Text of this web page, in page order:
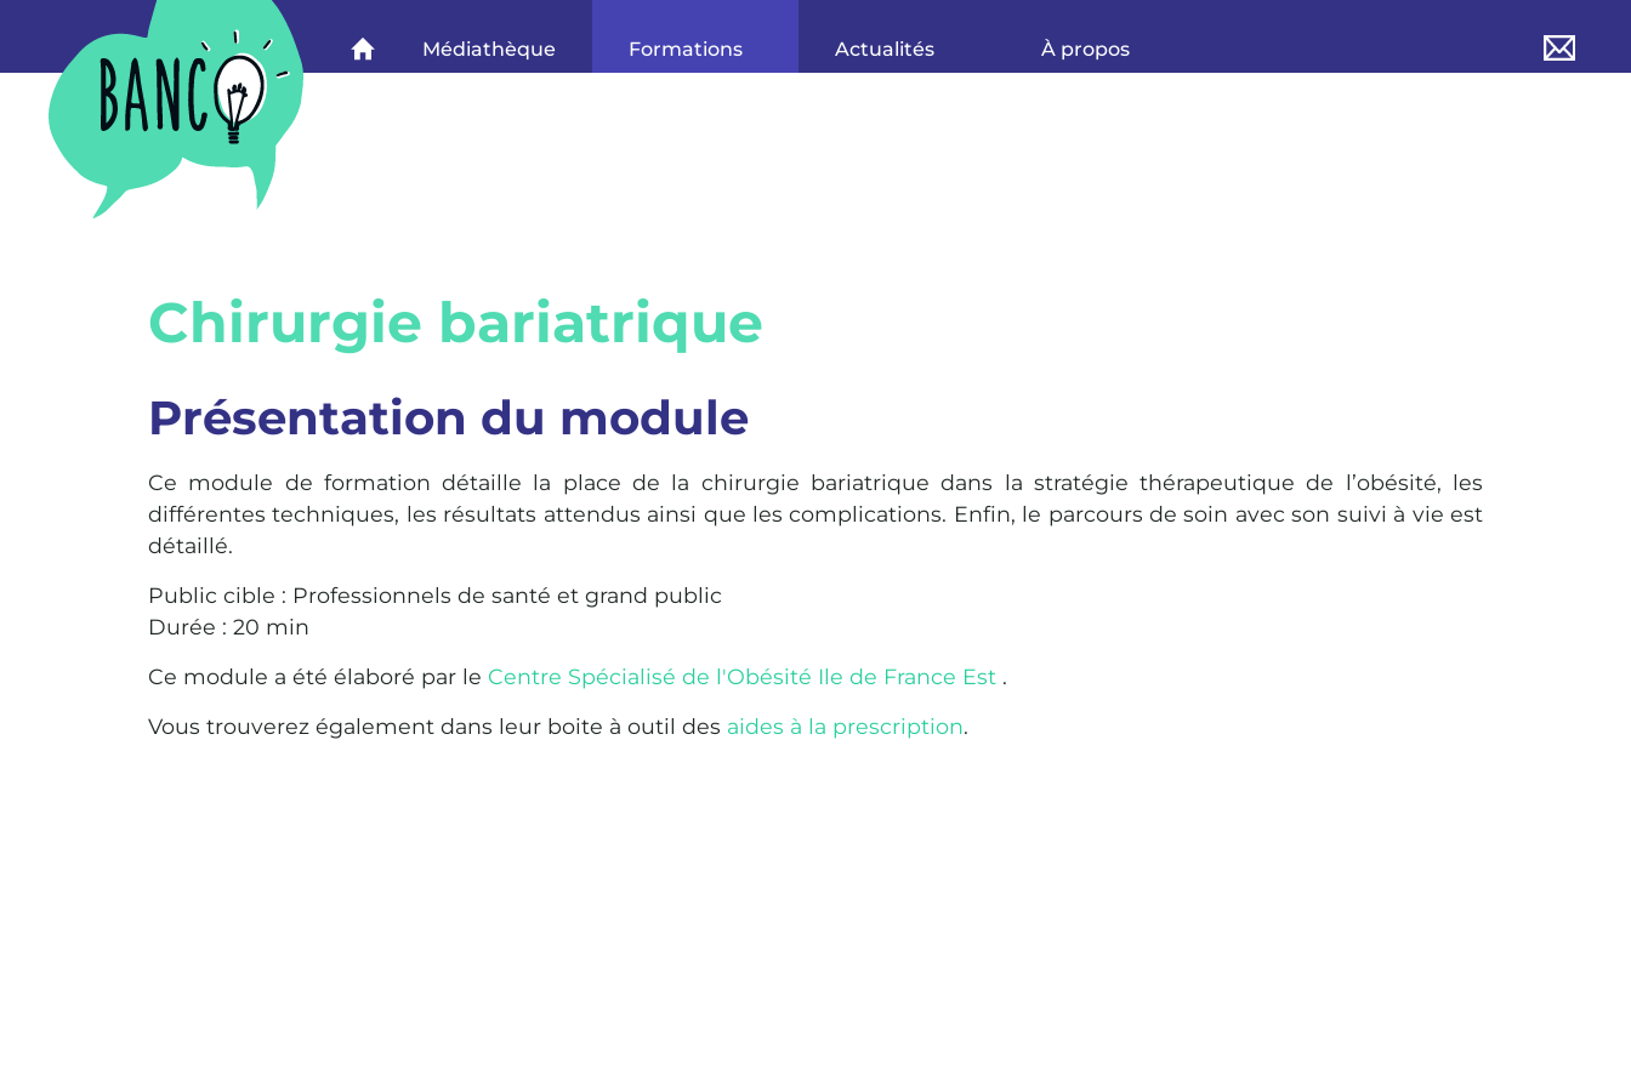
Banco
Médiathèque Formations Actualités À propos
Chirurgie bariatrique
Présentation du module
Ce module de formation détaille la place de la chirurgie bariatrique dans la stratégie thérapeutique de l’obésité, les
différentes techniques, les résultats attendus ainsi que les complications. Enfin, le parcours de soin avec son suivi à vie est
détaillé.
Public cible : Professionnels de santé et grand public
Durée : 20 min
Ce module a été élaboré par le Centre Spécialisé de l'Obésité Ile de France Est .
Vous trouverez également dans leur boite à outil des aides à la prescription.